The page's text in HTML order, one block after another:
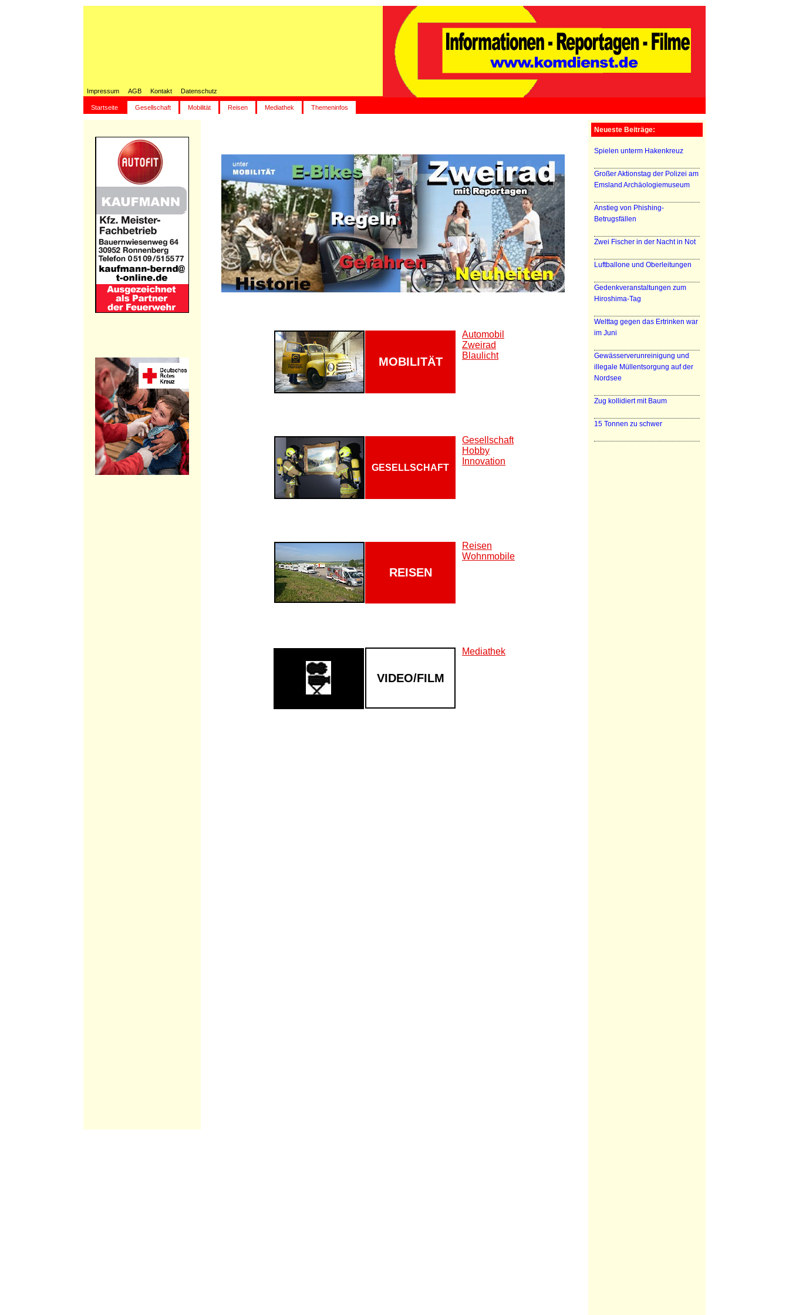
Impressum AGB Kontakt Datenschutz
Startseite Gesellschaft Mobilität Reisen Mediathek Themeninfos
Neueste Beiträge:
Spielen unterm Hakenkreuz
Großer Aktionstag der Polizei am
Emsland Archäologiemuseum
Anstieg von Phishing-
Betrugsfällen
Zwei Fischer in der Nacht in Not
Luftballone und Oberleitungen
Gedenkveranstaltungen zum
Hiroshima-Tag
Welttag gegen das Ertrinken war
im Juni
Gewässerverunreinigung und
illegale Müllentsorgung auf der
Nordsee
Zug kollidiert mit Baum
15 Tonnen zu schwer
MOBILITÄT
Automobil
Zweirad
Blaulicht
GESELLSCHAFT
Gesellschaft
Hobby
Innovation
REISEN
Reisen
Wohnmobile
VIDEO/FILM
Mediathek